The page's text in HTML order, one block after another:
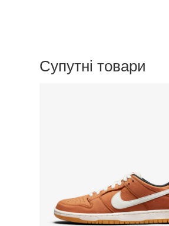
Супутні товари